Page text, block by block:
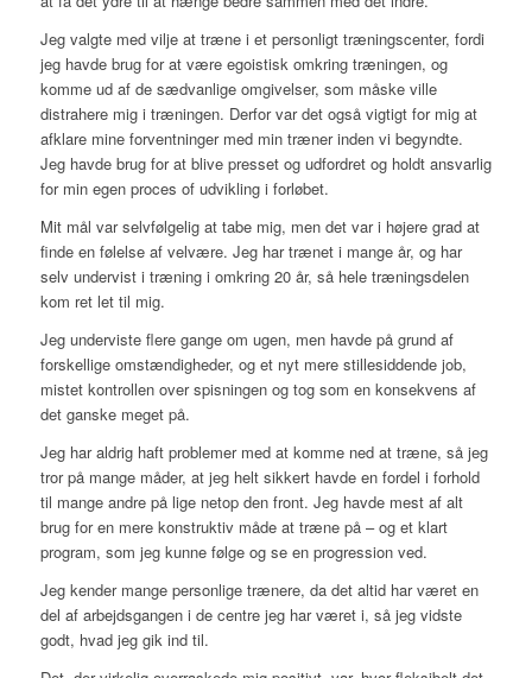
Jeg valgte med vilje at træne i et personligt træningscenter, fordi
jeg havde brug for at være egoistisk omkring træningen, og
komme ud af de sædvanlige omgivelser, som måske ville
distrahere mig i træningen. Derfor var det også vigtigt for mig at
afklare mine forventninger med min træner inden vi begyndte.
Jeg havde brug for at blive presset og udfordret og holdt ansvarlig
for min egen proces of udvikling i forløbet.
Mit mål var selvfølgelig at tabe mig, men det var i højere grad at
finde en følelse af velvære. Jeg har trænet i mange år, og har
selv undervist i træning i omkring 20 år, så hele træningsdelen
kom ret let til mig.
Jeg underviste flere gange om ugen, men havde på grund af
forskellige omstændigheder, og et nyt mere stillesiddende job,
mistet kontrollen over spisningen og tog som en konsekvens af
det ganske meget på.
Jeg har aldrig haft problemer med at komme ned at træne, så jeg
tror på mange måder, at jeg helt sikkert havde en fordel i forhold
til mange andre på lige netop den front. Jeg havde mest af alt
brug for en mere konstruktiv måde at træne på – og et klart
program, som jeg kunne følge og se en progression ved.
Jeg kender mange personlige trænere, da det altid har været en
del af arbejdsgangen i de centre jeg har været i, så jeg vidste
godt, hvad jeg gik ind til.